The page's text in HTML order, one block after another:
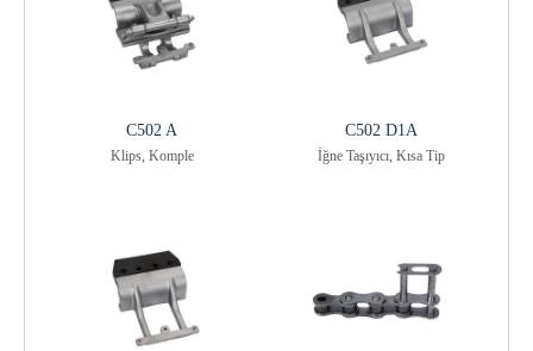
C502 A
Klips, Komple
C502 D1A
İğne Taşıyıcı, Kısa Tip